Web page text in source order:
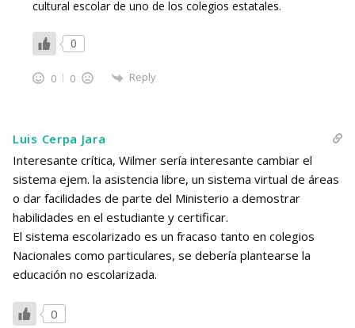
cultural escolar de uno de los colegios estatales.
0
0 0 Reply
Luis Cerpa Jara
Interesante crítica, Wilmer sería interesante cambiar el
sistema ejem. la asistencia libre, un sistema virtual de áreas
o dar facilidades de parte del Ministerio a demostrar
habilidades en el estudiante y certificar.
El sistema escolarizado es un fracaso tanto en colegios
Nacionales como particulares, se debería plantearse la
educación no escolarizada.
0